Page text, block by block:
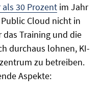
als 30 Prozent im Jahr
Cloud nicht in
Training und die
durchaus lohnen, KI-
zu betreiben.
Aspekte: